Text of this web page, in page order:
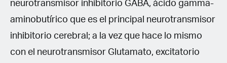
neurotransmisor inhibitorio GABA, ácido gamma-
aminobutírico que es el principal neurotransmisor
inhibitorio cerebral; a la vez que hace lo mismo
con el neurotransmisor Glutamato, excitatorio